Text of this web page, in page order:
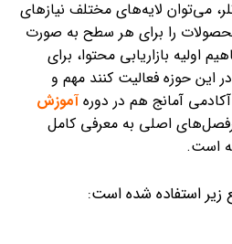
می‌توان لایه‌های مختلف نیازهای
را برای هر سطح به صورت
اولیه بازاریابی محتوا، برای
این حوزه فعالیت کنند مهم و
آمانج هم در دورهآموزش
اصلی به معرفی کامل
است.
زیر استفاده شده است: